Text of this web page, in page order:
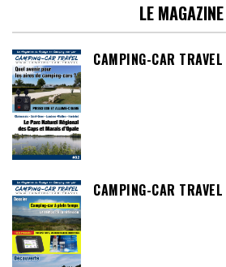
LE MAGAZINE
CAMPING-CAR
CAMPING-CAR